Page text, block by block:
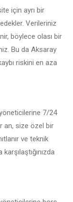
için ayrı bir
Verileriniz
böylece olası bir
Bu da Aksaray
riskini en aza
7/24
an, size özel bir
ve teknik